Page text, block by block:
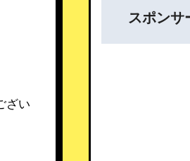
ざい
スポンサ